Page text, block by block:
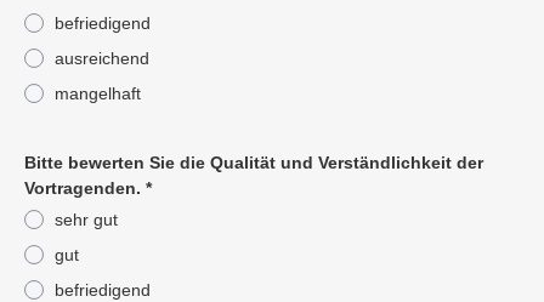
befriedigend
ausreichend
mangelhaft
Bitte bewerten Sie die Qualität und Verständlichkeit der
Vortragenden. *
sehr gut
gut
befriedigend